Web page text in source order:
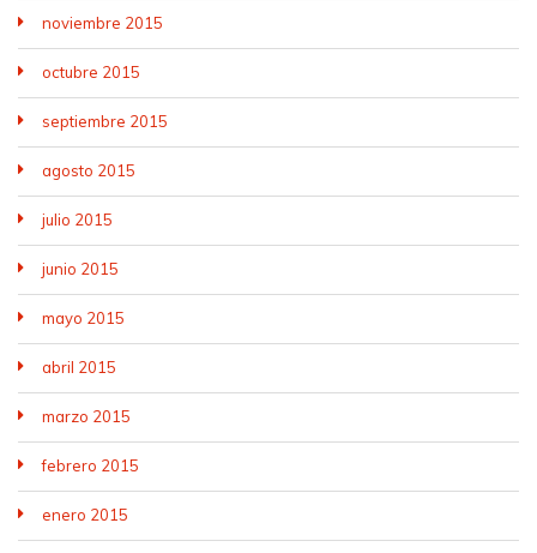
noviembre 2015
octubre 2015
septiembre 2015
agosto 2015
julio 2015
junio 2015
mayo 2015
abril 2015
marzo 2015
febrero 2015
enero 2015